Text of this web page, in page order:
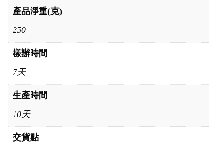
產品淨重(克)
250
樣辦時間
7天
生產時間
10天
交貨點